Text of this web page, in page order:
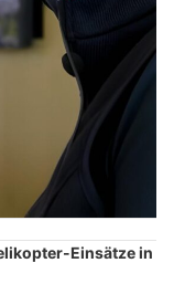
Einsätze in